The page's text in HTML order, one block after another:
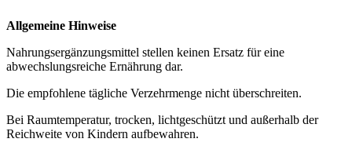
Allgemeine Hinweise
Nahrungsergänzungsmittel stellen keinen Ersatz für eine
abwechslungsreiche Ernährung dar.
Die empfohlene tägliche Verzehrmenge nicht überschreiten.
Bei Raumtemperatur, trocken, lichtgeschützt und außerhalb der
Reichweite von Kindern aufbewahren.